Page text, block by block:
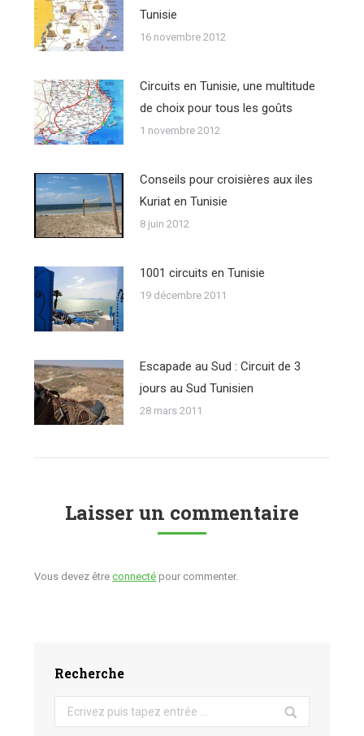
Tunisie
16 novembre 2012
Circuits en Tunisie, une multitude
de choix pour tous les goûts
1 novembre 2012
Conseils pour croisières aux iles
Kuriat en Tunisie
8 juin 2012
1001 circuits en Tunisie
19 décembre 2011
Escapade au Sud : Circuit de 3
jours au Sud Tunisien
28 mars 2011
Laisser un commentaire
Vous devez êtreconnecté pour commenter.
Recherche
Search: